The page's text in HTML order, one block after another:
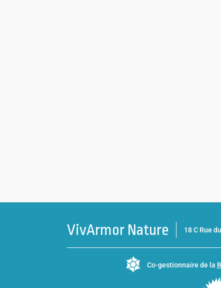
VivArmor Nature 18 C Rue
Co-gestionnaire de la